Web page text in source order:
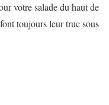
votre salade du haut de
toujours leur truc sous